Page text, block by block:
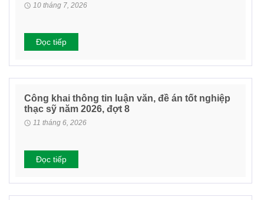
10 tháng 7, 2026
Đọc tiếp
Công khai thông tin luận văn, đề án tốt nghiệp
thạc sỹ năm 2026, đợt 8
11 tháng 6, 2026
Đọc tiếp